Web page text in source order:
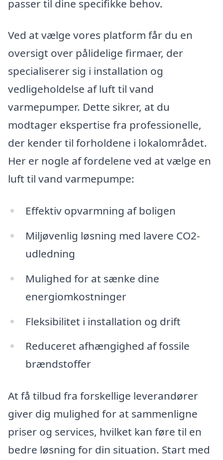
passer til dine specifikke behov.
Ved at vælge vores platform får du en
oversigt over pålidelige firmaer, der
specialiserer sig i installation og
vedligeholdelse af luft til vand
varmepumper. Dette sikrer, at du
modtager ekspertise fra professionelle,
der kender til forholdene i lokalområdet.
Her er nogle af fordelene ved at vælge en
luft til vand varmepumpe:
Effektiv opvarmning af boligen
Miljøvenlig løsning med lavere CO2-
udledning
Mulighed for at sænke dine
energiomkostninger
Fleksibilitet i installation og drift
Reduceret afhængighed af fossile
brændstoffer
At få tilbud fra forskellige leverandører
giver dig mulighed for at sammenligne
priser og services, hvilket kan føre til en
bedre løsning for din situation. Start med